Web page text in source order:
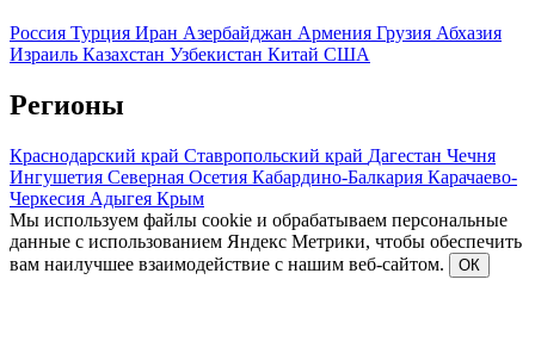
Россия Турция Иран Азербайджан Армения Грузия Абхазия
Израиль Казахстан Узбекистан Китай США
Регионы
Краснодарский край Ставропольский край Дагестан Чечня
Ингушетия Северная Осетия Кабардино-Балкария Карачаево-
Черкесия Адыгея Крым
Мы используем файлы cookie и обрабатываем персональные
данные с использованием Яндекс Метрики, чтобы обеспечить
вам наилучшее взаимодействие с нашим веб-сайтом.
ОК